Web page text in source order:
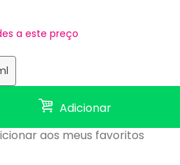
a este preço
Adicionar
aos meus favoritos